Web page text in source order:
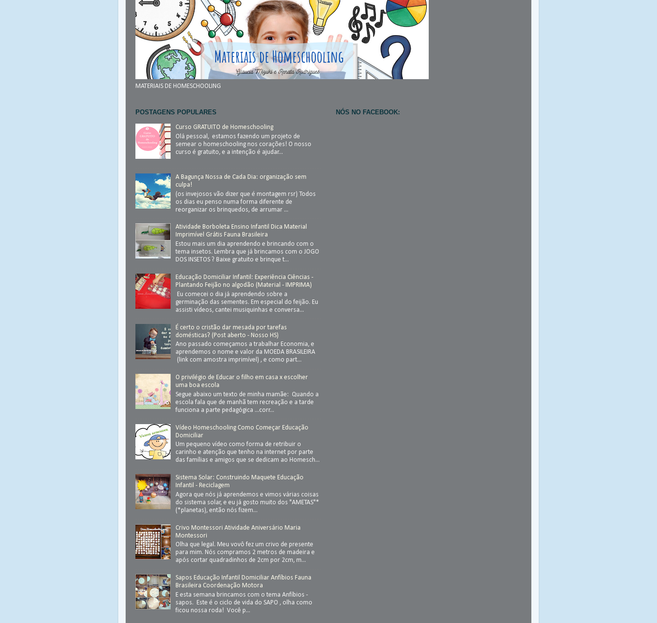
MATERIAIS DE HOMESCHOOLING
POSTAGENS POPULARES
Curso GRATUITO de Homeschooling
Olá pessoal, estamos fazendo um projeto de
semear o homeschooling nos corações! O nosso
curso é gratuito, e a intenção é ajudar...
A Bagunça Nossa de Cada Dia: organização sem
culpa!
(os invejosos vão dizer que é montagem rsr) Todos
os dias eu penso numa forma diferente de
reorganizar os brinquedos, de arrumar ...
Atividade Borboleta Ensino Infantil Dica Material
Imprimível Grátis Fauna Brasileira
Estou mais um dia aprendendo e brincando com o
tema insetos. Lembra que já brincamos com o JOGO
DOS INSETOS ? Baixe gratuito e brinque t...
Educação Domiciliar Infantil: Experiência Ciências -
Plantando Feijão no algodão (Material - IMPRIMA)
Eu comecei o dia já aprendendo sobre a
germinação das sementes. Em especial do feijão. Eu
assisti vídeos, cantei musiquinhas e conversa...
É certo o cristão dar mesada por tarefas
domésticas? (Post aberto - Nosso HS)
Ano passado começamos a trabalhar Economia, e
aprendemos o nome e valor da MOEDA BRASILEIRA
(link com amostra imprimível) , e como part...
O privilégio de Educar o filho em casa x escolher
uma boa escola
Segue abaixo um texto de minha mamãe: Quando a
escola fala que de manhã tem recreação e a tarde
funciona a parte pedagógica ...corr...
Vídeo Homeschooling Como Começar Educação
Domiciliar
Um pequeno vídeo como forma de retribuir o
carinho e atenção que tenho na internet por parte
das famílias e amigos que se dedicam ao Homesch...
Sistema Solar: Construindo Maquete Educação
Infantil - Reciclagem
Agora que nós já aprendemos e vimos várias coisas
do sistema solar, e eu já gosto muito dos "AMETAS"*
(*planetas), então nós fizem...
Crivo Montessori Atividade Aniversário Maria
Montessori
Olha que legal. Meu vovô fez um crivo de presente
para mim. Nós compramos 2 metros de madeira e
após cortar quadradinhos de 2cm por 2cm, m...
Sapos Educação Infantil Domiciliar Anfíbios Fauna
Brasileira Coordenação Motora
E esta semana brincamos com o tema Anfíbios -
sapos. Este é o ciclo de vida do SAPO , olha como
ficou nossa roda! Você p...
NÓS NO FACEBOOK: